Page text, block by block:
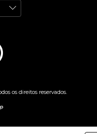
os direitos reservados.